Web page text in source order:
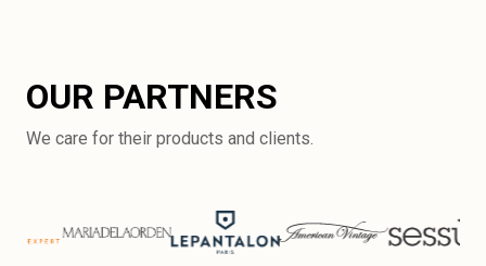
OUR PARTNERS
We care for their products and clients.